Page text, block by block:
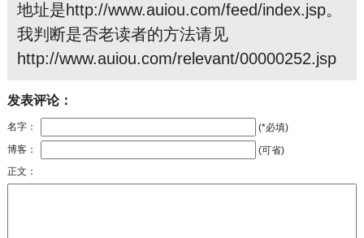
地址是http://www.auiou.com/feed/index.jsp。
我判断是否老读者的方法请见
http://www.auiou.com/relevant/00000252.jsp
发表评论：
名字：
(*必填)
博客：
(可省)
正文：